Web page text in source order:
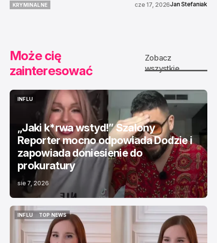
KRYMINALNE
cze 17, 2026Jan Stefaniak
Może cię
zainteresować
Zobacz
wszystkie
INFLU
„Jaki k*rwa wstyd!” Szalony
Reporter mocno odpowiada Dodzie i
zapowiada doniesienie do
prokuratury
sie 7, 2026
INFLU
INFLU
TOP NEWS
TOP NEWS